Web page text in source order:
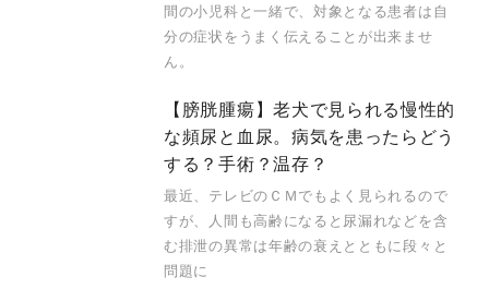
間の小児科と一緒で、対象となる患者は自
分の症状をうまく伝えることが出来ませ
ん。
【膀胱腫瘍】老犬で見られる慢性的
な頻尿と血尿。病気を患ったらどう
する？手術？温存？
最近、テレビのＣＭでもよく見られるので
すが、人間も高齢になると尿漏れなどを含
む排泄の異常は年齢の衰えとともに段々と
問題に